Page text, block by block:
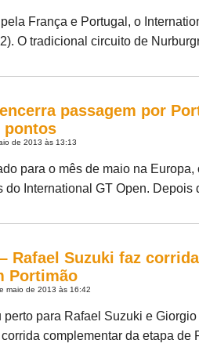
França e Portugal, o
O tradicional circuito de
passagem por
pontos
de 2013 às 13:13
para o mês de maio na
do International GT Open. Depois
Rafael Suzuki faz
Portimão
maio de 2013 às 16:42
perto para Rafael Suzuki e
complementar da etapa